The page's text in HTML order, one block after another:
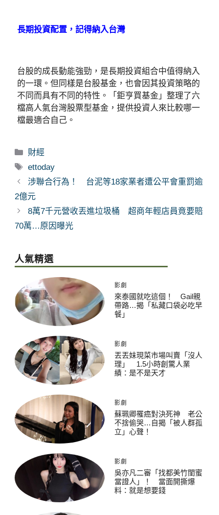
長期投資配置，記得納入台灣
台股的成長動能強勁，是長期投資組合中值得納入
的一環。但同樣是台股基金，也會因其投資策略的
不同而具有不同的特性。「鉅亨買基金」整理了六
檔高人氣台灣股票型基金，提供投資人來比較哪一
檔最適合自己。
分
類
財經
標
籤
ettoday
涉聯合行為！ 台泥等18家業者遭公平會重罰逾
2億元
8萬7千元營收丟進垃圾桶 超商年輕店員竟要賠
70萬…原因曝光
人氣精選
影劇
來泰國就吃這個！ Gail親
帶路…揭「私藏口袋必吃早
餐」
影劇
丟丟妹現菜市場叫賣「沒人
理」 1.5小時創驚人業
績：是不是天才
影劇
蘇珮卿罹癌對決死神 老公
不捨偷哭…自揭「被人群孤
立」心聲！
影劇
吳亦凡二審「找都美竹閨蜜
當證人」！ 當面開撕爆
料：就是想要錢